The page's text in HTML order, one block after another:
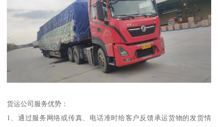
货运公司服务优势：
1、通过服务网络或传真、电话准时给客户反馈承运货物的发货情